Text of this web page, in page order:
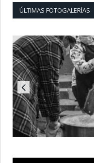
ÚLTIMAS FOTOGALERÍAS